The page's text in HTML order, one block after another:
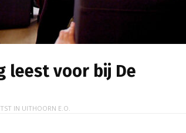
leest voor bij De
IN UITHOORN E.O.